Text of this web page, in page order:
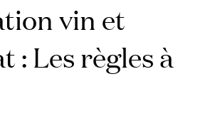
vin et
: Les règles à